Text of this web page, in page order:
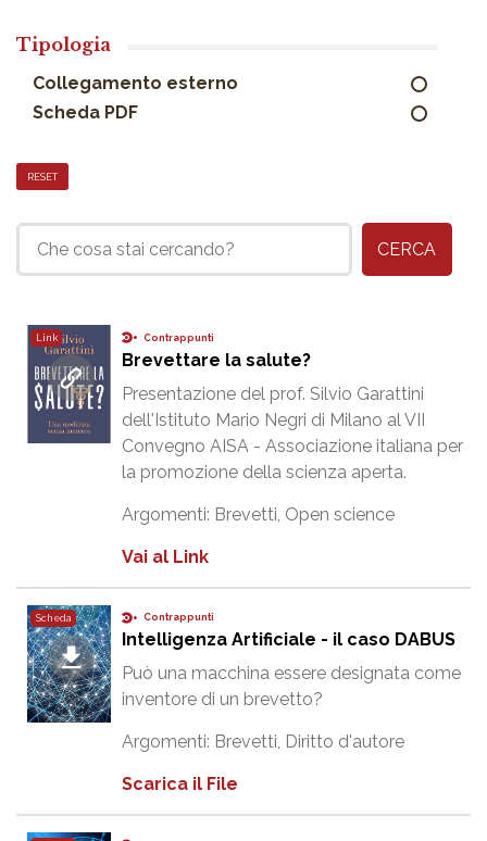
Tipologia
Collegamento esterno
Scheda PDF
RESET
CERCA
Link Contrappunti
Brevettare la salute?
Presentazione del prof. Silvio Garattini
dell'Istituto Mario Negri di Milano al VII
Convegno AISA - Associazione italiana per
la promozione della scienza aperta.
Argomenti: Brevetti, Open science
Vai al Link
Scheda Contrappunti
Intelligenza Artificiale - il caso DABUS
Può una macchina essere designata come
inventore di un brevetto?
Argomenti: Brevetti, Diritto d'autore
Scarica il File